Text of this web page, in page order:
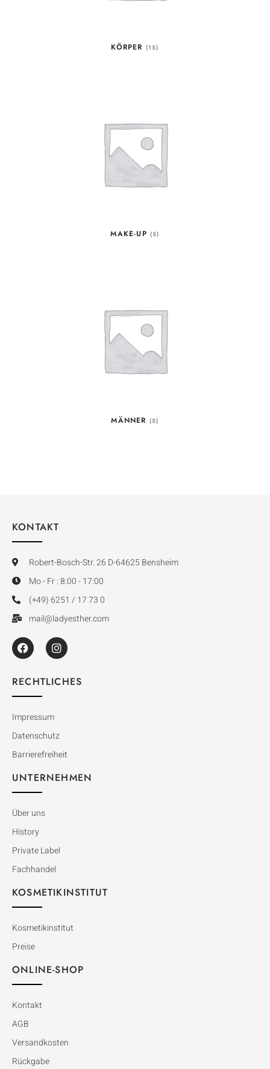
KÖRPER (15)
MAKE-UP (5)
MÄNNER (5)
KONTAKT
Robert-Bosch-Str. 26 D-64625 Bensheim
Mo - Fr : 8:00 - 17:00
(+49) 6251 / 17 73 0
mail@ladyesther.com
RECHTLICHES
Impressum
Datenschutz
Barrierefreiheit
UNTERNEHMEN
Über uns
History
Private Label
Fachhandel
KOSMETIKINSTITUT
Kosmetikinstitut
Preise
ONLINE-SHOP
Kontakt
AGB
Versandkosten
Rückgabe